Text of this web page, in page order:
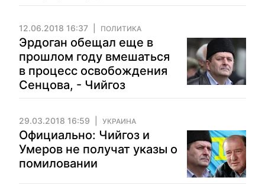
12.06.2018 16:37 ПОЛИТИКА
Эрдоган обещал еще в
прошлом году вмешаться
в процесс освобождения
Сенцова, - Чийгоз
29.03.2018 16:59 УКРАИНА
Официально: Чийгоз и
Умеров не получат указы о
помиловании